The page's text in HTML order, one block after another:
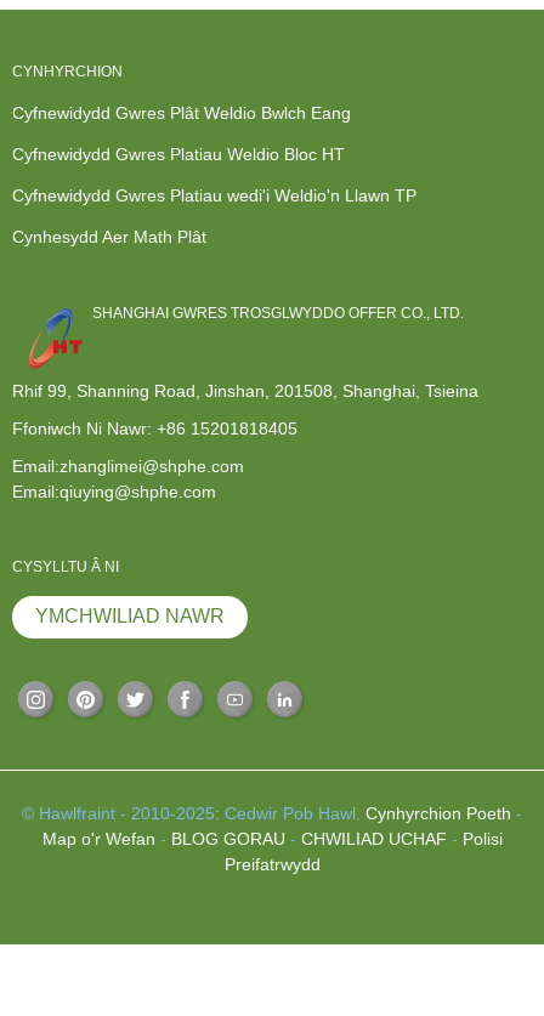
CYNHYRCHION
Cyfnewidydd Gwres Plât Weldio Bwlch Eang
Cyfnewidydd Gwres Platiau Weldio Bloc HT
Cyfnewidydd Gwres Platiau wedi'i Weldio'n Llawn TP
Cynhesydd Aer Math Plât
SHANGHAI GWRES TROSGLWYDDO OFFER CO., LTD.
Rhif 99, Shanning Road, Jinshan, 201508, Shanghai, Tsieina
Ffoniwch Ni Nawr: +86 15201818405
Email:zhanglimei@shphe.com
Email:qiuying@shphe.com
CYSYLLTU Â NI
YMCHWILIAD NAWR
© Hawlfraint - 2010-2025: Cedwir Pob Hawl. Cynhyrchion Poeth -
Map o'r Wefan - BLOG GORAU - CHWILIAD UCHAF - Polisi
Preifatrwydd